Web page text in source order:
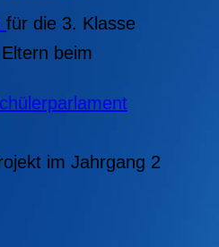
für die 3. Klasse
beim
im Jahrgang 2